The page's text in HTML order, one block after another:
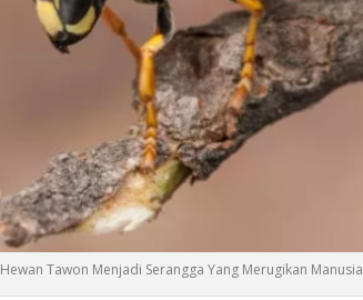
Hewan Tawon Menjadi Serangga Yang Merugikan Manusia